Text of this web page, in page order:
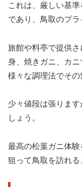
これは、厳しい基
であり、鳥取のプラ
旅館や料亭で提供
身、焼きガニ、カニ
様々な調理法でその
少々値段は張りま
しょう。
最高の松葉ガニ体
狙って鳥取を訪れる